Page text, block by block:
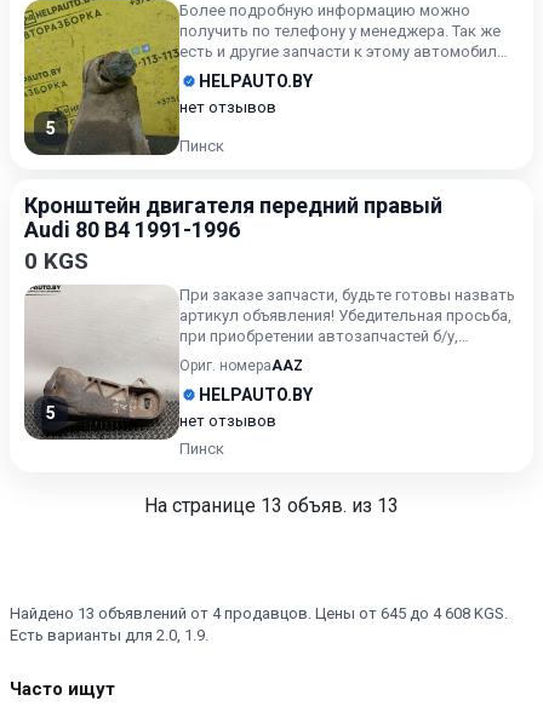
5
Более подробную информацию можно
получить по телефону у менеджера. Так же
есть и другие запчасти к этому автомобилю!
БУДЬТЕ ГОТОВЫ НАЗВАТЬ А...
HELPAUTO.BY
нет отзывов
Пинск
Кронштейн двигателя передний правый
Audi 80 B4 1991-1996
0 KGS
5
При заказе запчасти, будьте готовы назвать
артикул объявления! Убедительная просьба,
при приобретении автозапчастей б/у,
внимательно подходи...
Ориг. номераAAZ
HELPAUTO.BY
нет отзывов
Пинск
На странице 13 объяв. из 13
Найдено 13 объявлений от 4 продавцов. Цены от 645 до 4 608 KGS.
Есть варианты для 2.0, 1.9.
Часто ищут